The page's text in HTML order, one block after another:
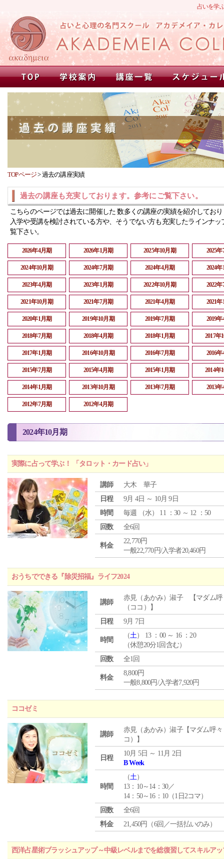
占いを学
TOPページ>過去の講座実績
過去の講座も充実しております。参考にご覧下さい。
こちらのページでは過去に開催した 数多くの講座の実績を紹介してお
入学や受講を検討されている方や、そうでない方も充実したラインナッ
覧下さい。
2026年4月期 2026年1月期 2025年10月期 2025
2024年10月期 2024年7月期 2024年4月期 2024
2023年4月期 2023年1月期 2022年10月期 2022
2021年10月期 2021年7月期 2021年4月期 2021
2020年1月期 2019年10月期 2019年7月期 2019
2018年7月期 2018年4月期 2018年1月期 2017年
2017年1月期 2016年10月期 2016年7月期 2016
2015年7月期 2015年4月期 2015年1月期 2014年
2014年1月期 2013年10月期 2013年7月期 2013
2012年7月期 2012年4月期
2024年10月期
実際に占って学ぶ！ 「タロット・カード占い」
講師
大木 華子
日程
9月 4日 ～ 10月 9日
時間
毎週 （水） 11 ：30 ～ 12 ：50
回数
全6回
料金
22,770円
一般22,770円/入学者20,460円
おうちでできる『除災招福』ライフ2024
講師
赤見（あかみ）淑子 【マダム呼
（ココ）】
日程
9月 7日
時間
（土） 13 ：00 ～ 16 ：20
（休憩20分1回含む）
回数
全1回
料金
8,800円
一般8,800円/入学者7,920円
ココゼミ
講師
赤見（あかみ）淑子【マダム呼々
コ）】
日程
10月 5日 ～ 11月 2日
B Week
時間
（土）
13：10～14：30／
14：50～16：10（1日2コマ）
回数
全6回
料金
21,450円（6回／一括払いのみ）
西洋占星術ブラッシュアップ～中級レベルまでを総復習してスキルア